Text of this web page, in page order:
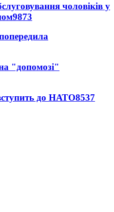
чоловіків у
9873
"допомозі"
до НАТО8537